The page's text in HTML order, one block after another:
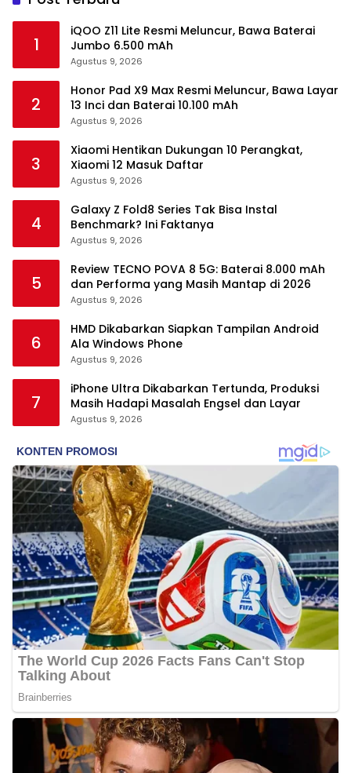
1
iQOO Z11 Lite Resmi Meluncur, Bawa Baterai
Jumbo 6.500 mAh
Agustus 9, 2026
2
Honor Pad X9 Max Resmi Meluncur, Bawa Layar
13 Inci dan Baterai 10.100 mAh
Agustus 9, 2026
3
Xiaomi Hentikan Dukungan 10 Perangkat,
Xiaomi 12 Masuk Daftar
Agustus 9, 2026
4
Galaxy Z Fold8 Series Tak Bisa Instal
Benchmark? Ini Faktanya
Agustus 9, 2026
5
Review TECNO POVA 8 5G: Baterai 8.000 mAh
dan Performa yang Masih Mantap di 2026
Agustus 9, 2026
6
HMD Dikabarkan Siapkan Tampilan Android
Ala Windows Phone
Agustus 9, 2026
7
iPhone Ultra Dikabarkan Tertunda, Produksi
Masih Hadapi Masalah Engsel dan Layar
Agustus 9, 2026